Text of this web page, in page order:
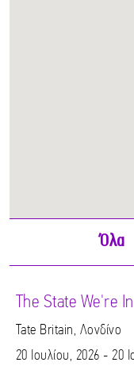
Όλα
The State We're In
Tate Britain, Λονδίνο
20 Ιουλίου, 2026 - 20